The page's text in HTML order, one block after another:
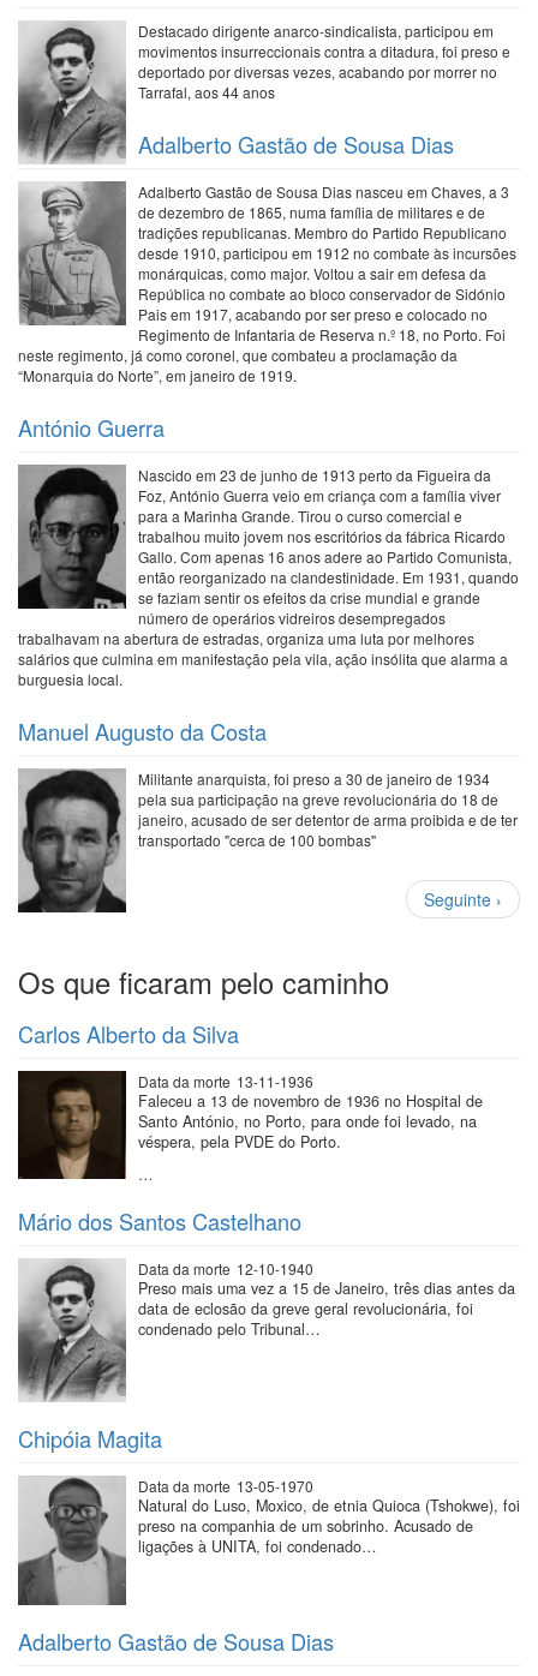
Destacado dirigente anarco-sindicalista, participou em
movimentos insurreccionais contra a ditadura, foi preso e
deportado por diversas vezes, acabando por morrer no
Tarrafal, aos 44 anos
Adalberto Gastão de Sousa Dias
Adalberto Gastão de Sousa Dias nasceu em Chaves, a 3
de dezembro de 1865, numa família de militares e de
tradições republicanas. Membro do Partido Republicano
desde 1910, participou em 1912 no combate às incursões
monárquicas, como major. Voltou a sair em defesa da
República no combate ao bloco conservador de Sidónio
Pais em 1917, acabando por ser preso e colocado no
Regimento de Infantaria de Reserva n.º 18, no Porto. Foi
neste regimento, já como coronel, que combateu a proclamação da
“Monarquia do Norte”, em janeiro de 1919.
António Guerra
Nascido em 23 de junho de 1913 perto da Figueira da
Foz, António Guerra veio em criança com a família viver
para a Marinha Grande. Tirou o curso comercial e
trabalhou muito jovem nos escritórios da fábrica Ricardo
Gallo. Com apenas 16 anos adere ao Partido Comunista,
então reorganizado na clandestinidade. Em 1931, quando
se faziam sentir os efeitos da crise mundial e grande
número de operários vidreiros desempregados
trabalhavam na abertura de estradas, organiza uma luta por melhores
salários que culmina em manifestação pela vila, ação insólita que alarma a
burguesia local.
Manuel Augusto da Costa
Militante anarquista, foi preso a 30 de janeiro de 1934
pela sua participação na greve revolucionária do 18 de
janeiro, acusado de ser detentor de arma proibida e de ter
transportado "cerca de 100 bombas"
Paginação
Próxima
página
Seguinte ›
Os que ficaram pelo caminho
Carlos Alberto da Silva
Data da morte 13-11-1936
Faleceu a 13 de novembro de 1936 no Hospital de
Santo António, no Porto, para onde foi levado, na
véspera, pela PVDE do Porto.
…
Mário dos Santos Castelhano
Data da morte 12-10-1940
Preso mais uma vez a 15 de Janeiro, três dias antes da
data de eclosão da greve geral revolucionária, foi
condenado pelo Tribunal…
Chipóia Magita
Data da morte 13-05-1970
Natural do Luso, Moxico, de etnia Quioca (Tshokwe), foi
preso na companhia de um sobrinho. Acusado de
ligações à UNITA, foi condenado…
Adalberto Gastão de Sousa Dias